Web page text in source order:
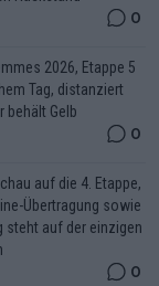
0
2026, Etappe 5
Tag, distanziert
behält Gelb
0
auf die 4. Etappe,
Übertragung sowie
steht auf der einzigen
0